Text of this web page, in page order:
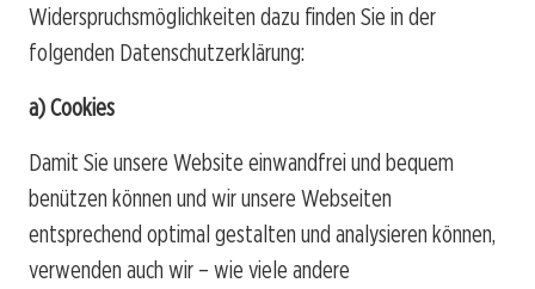
Widerspruchsmöglichkeiten dazu finden Sie in der
folgenden Datenschutzerklärung:
a) Cookies
Damit Sie unsere Website einwandfrei und bequem
benützen können und wir unsere Webseiten
entsprechend optimal gestalten und analysieren können,
verwenden auch wir – wie viele andere